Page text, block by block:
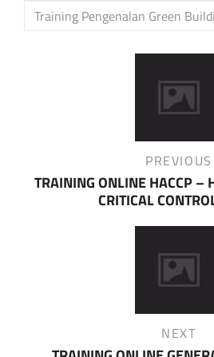
Training Pengenalan Green
Post
PREVIOUS
TRAINING ONLINE HACCP –
CRITICAL
Post
NEXT